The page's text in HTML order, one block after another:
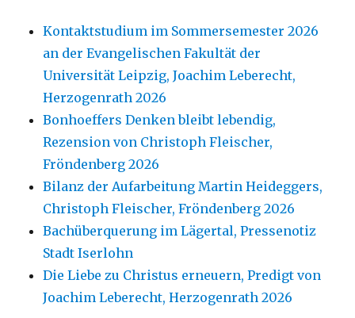
Kontaktstudium im Sommersemester 2026
an der Evangelischen Fakultät der
Universität Leipzig, Joachim Leberecht,
Herzogenrath 2026
Bonhoeffers Denken bleibt lebendig,
Rezension von Christoph Fleischer,
Fröndenberg 2026
Bilanz der Aufarbeitung Martin Heideggers,
Christoph Fleischer, Fröndenberg 2026
Bachüberquerung im Lägertal, Pressenotiz
Stadt Iserlohn
Die Liebe zu Christus erneuern, Predigt von
Joachim Leberecht, Herzogenrath 2026